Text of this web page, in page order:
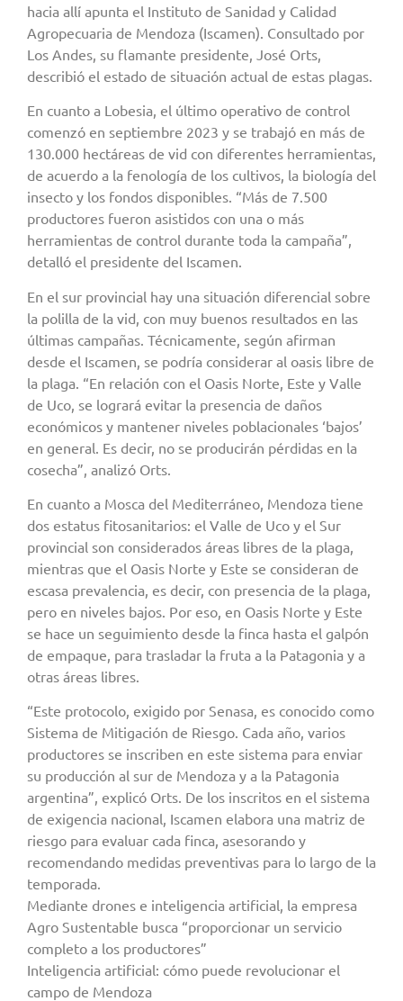
hacia allí apunta el Instituto de Sanidad y Calidad
Agropecuaria de Mendoza (Iscamen). Consultado por
Los Andes, su flamante presidente, José Orts,
describió el estado de situación actual de estas plagas.
En cuanto a Lobesia, el último operativo de control
comenzó en septiembre 2023 y se trabajó en más de
130.000 hectáreas de vid con diferentes herramientas,
de acuerdo a la fenología de los cultivos, la biología del
insecto y los fondos disponibles. “Más de 7.500
productores fueron asistidos con una o más
herramientas de control durante toda la campaña”,
detalló el presidente del Iscamen.
En el sur provincial hay una situación diferencial sobre
la polilla de la vid, con muy buenos resultados en las
últimas campañas. Técnicamente, según afirman
desde el Iscamen, se podría considerar al oasis libre de
la plaga. “En relación con el Oasis Norte, Este y Valle
de Uco, se logrará evitar la presencia de daños
económicos y mantener niveles poblacionales ‘bajos’
en general. Es decir, no se producirán pérdidas en la
cosecha”, analizó Orts.
En cuanto a Mosca del Mediterráneo, Mendoza tiene
dos estatus fitosanitarios: el Valle de Uco y el Sur
provincial son considerados áreas libres de la plaga,
mientras que el Oasis Norte y Este se consideran de
escasa prevalencia, es decir, con presencia de la plaga,
pero en niveles bajos. Por eso, en Oasis Norte y Este
se hace un seguimiento desde la finca hasta el galpón
de empaque, para trasladar la fruta a la Patagonia y a
otras áreas libres.
“Este protocolo, exigido por Senasa, es conocido como
Sistema de Mitigación de Riesgo. Cada año, varios
productores se inscriben en este sistema para enviar
su producción al sur de Mendoza y a la Patagonia
argentina”, explicó Orts. De los inscritos en el sistema
de exigencia nacional, Iscamen elabora una matriz de
riesgo para evaluar cada finca, asesorando y
recomendando medidas preventivas para lo largo de la
temporada.
Mediante drones e inteligencia artificial, la empresa
Agro Sustentable busca “proporcionar un servicio
completo a los productores”
Inteligencia artificial: cómo puede revolucionar el
campo de Mendoza